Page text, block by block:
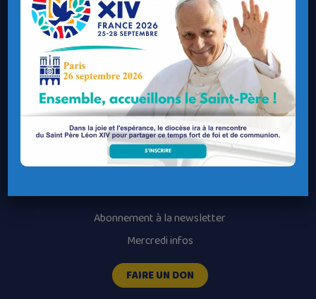
Contacter un service
Contacter une permanence
Recrutement
Horaires des messes
Nos paroisses
Les services diocésains
Les mouvements diocésains
Abonnement à la newsletter
Mercredi infos
FAIRE UN DON